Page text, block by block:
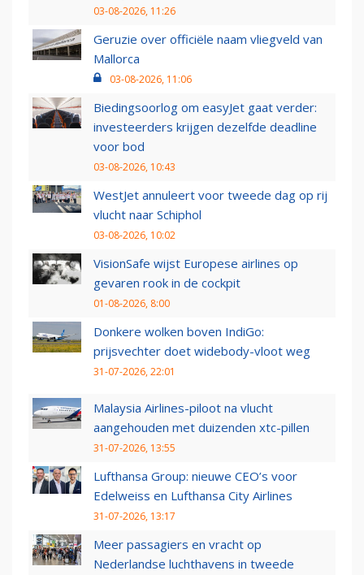
03-08-2026, 11:26
Geruzie over officiële naam vliegveld van
Mallorca
03-08-2026, 11:06
Biedingsoorlog om easyJet gaat verder:
investeerders krijgen dezelfde deadline
voor bod
03-08-2026, 10:43
WestJet annuleert voor tweede dag op rij
vlucht naar Schiphol
03-08-2026, 10:02
VisionSafe wijst Europese airlines op
gevaren rook in de cockpit
01-08-2026, 8:00
Donkere wolken boven IndiGo:
prijsvechter doet widebody-vloot weg
31-07-2026, 22:01
Malaysia Airlines-piloot na vlucht
aangehouden met duizenden xtc-pillen
31-07-2026, 13:55
Lufthansa Group: nieuwe CEO’s voor
Edelweiss en Lufthansa City Airlines
31-07-2026, 13:17
Meer passagiers en vracht op
Nederlandse luchthavens in tweede